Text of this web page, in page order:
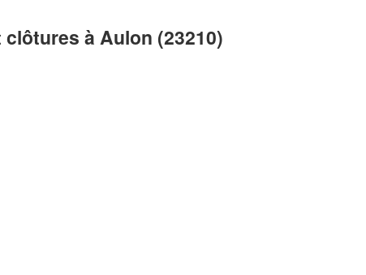
à Aulon (23210)